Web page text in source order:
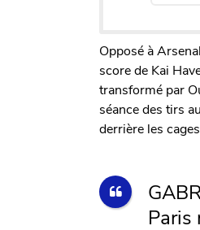
Opposé à
score de Kai
transformé par
séance des tirs
derrière les
Paris